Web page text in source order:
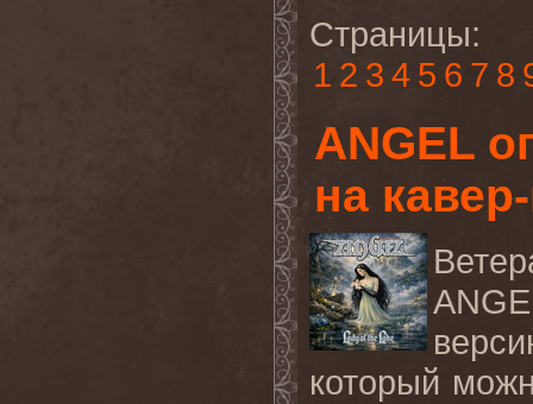
Страницы:
1 2 3 4 5 6 7 8
ANGEL
на
который